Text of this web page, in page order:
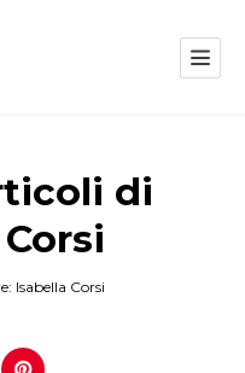
di
Isabella Corsi